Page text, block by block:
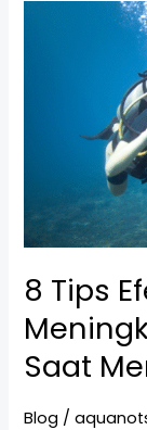
8 Tips
Saat
Blog /
Meningkatkan
Menyelam